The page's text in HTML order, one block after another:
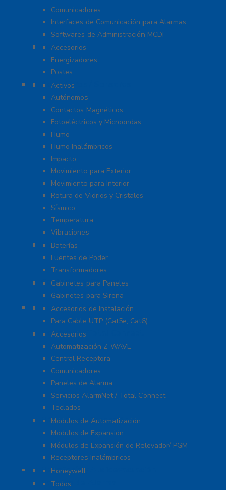
Comunicadores
Interfaces de Comunicación para Alarmas
Softwares de Administración MCDI
Cercas
Accesorios
Energizadores
Postes
Detectores / Sensores
Activos
Autónomos
Contactos Magnéticos
Fotoeléctricos y Microondas
Humo
Humo Inalámbricos
Impacto
Movimiento para Exterior
Movimiento para Interior
Rotura de Vidrios y Cristales
Sísmico
Temperatura
Vibraciones
Energía
Baterías
Fuentes de Poder
Transformadores
Gabinetes y Carcasas
Gabinetes para Paneles
Gabinetes para Sirena
Herramientas
Accesorios de Instalación
Para Cable UTP (Cat5e, Cat6)
Honeywell Total Connect
Accesorios
Automatización Z-WAVE
Central Receptora
Comunicadores
Paneles de Alarma
Servicios AlarmNet / Total Connect
Teclados
Módulos de Expansión
Módulos de Automatización
Módulos de Expansión
Módulos de Expansión de Relevador/ PGM
Receptores Inalámbricos
Megafonía y Audioevacuación
Honeywell
Paneles de Alarma
Todos